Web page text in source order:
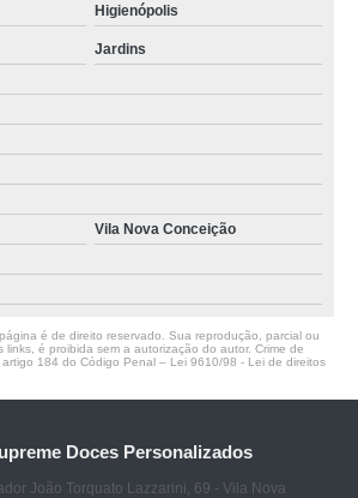
Higienópolis
Jardins
Vila Nova Conceição
é de direito reservado. Sua reprodução, parcial ou
links, é proibida sem a autorização do autor. Crime de
184 do Código Penal – Lei 9610/98 - Lei de direitos
Doces Personalizados
João Torquato Lazzarini, 69 - Vila Nova